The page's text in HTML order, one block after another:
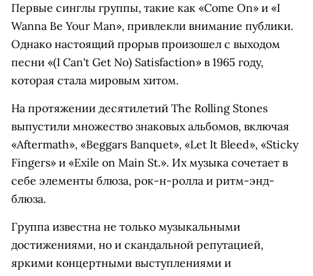
Первые синглы группы, такие как «Come On» и «I
Wanna Be Your Man», привлекли внимание публики.
Однако настоящий прорыв произошел с выходом
песни «(I Can't Get No) Satisfaction» в 1965 году,
которая стала мировым хитом.
На протяжении десятилетий The Rolling Stones
выпустили множество знаковых альбомов, включая
«Aftermath», «Beggars Banquet», «Let It Bleed», «Sticky
Fingers» и «Exile on Main St.». Их музыка сочетает в
себе элементы блюза, рок-н-ролла и ритм-энд-
блюза.
Группа известна не только музыкальными
достижениями, но и скандальной репутацией,
яркими концертными выступлениями и